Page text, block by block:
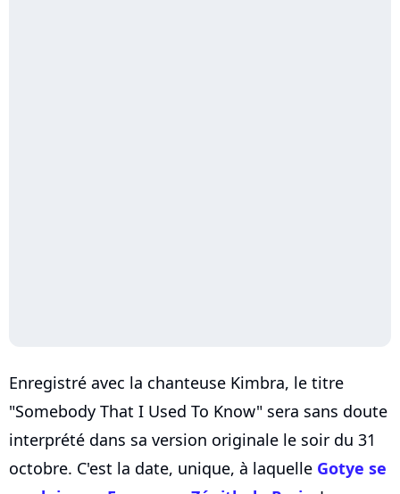
Enregistré avec la chanteuse Kimbra, le titre
"Somebody That I Used To Know" sera sans doute
interprété dans sa version originale le soir du 31
octobre. C'est la date, unique, à laquelle Gotye se